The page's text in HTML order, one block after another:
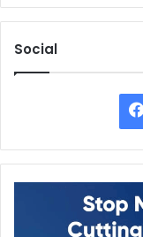
Social